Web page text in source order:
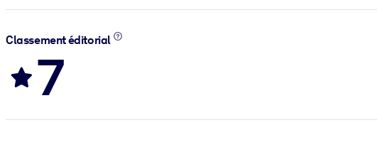
Classement éditorial
7